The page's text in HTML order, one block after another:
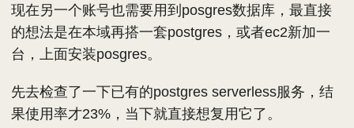
现在另一个账号也需要用到posgres数据库，最直接
的想法是在本域再搭一套postgres，或者ec2新加一
台，上面安装posgres。
先去检查了一下已有的postgres serverless服务，结
果使用率才23%，当下就直接想复用它了。